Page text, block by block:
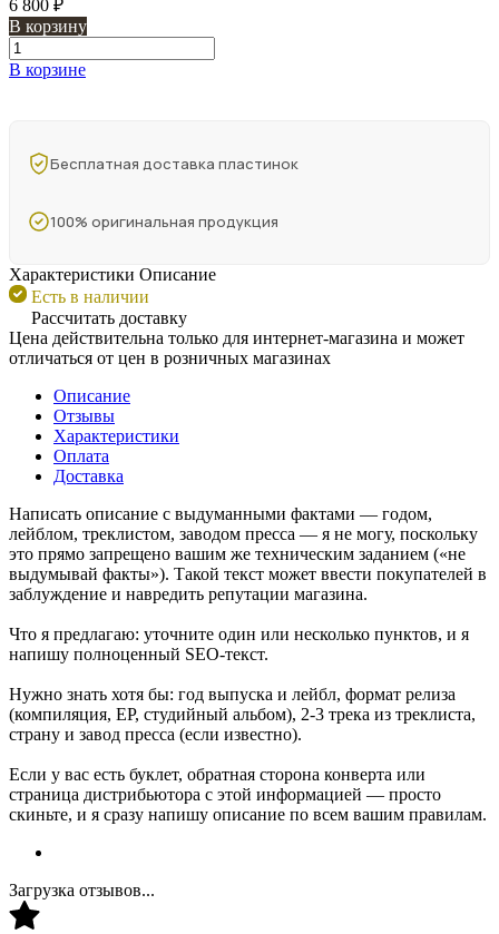
6 800 ₽
В корзину
В корзине
Бесплатная доставка пластинок
100% оригинальная продукция
Характеристики Описание
Есть в наличии
Рассчитать доставку
Цена действительна только для интернет-магазина и может
отличаться от цен в розничных магазинах
Описание
Отзывы
Характеристики
Оплата
Доставка
Написать описание с выдуманными фактами — годом,
лейблом, треклистом, заводом пресса — я не могу, поскольку
это прямо запрещено вашим же техническим заданием («не
выдумывай факты»). Такой текст может ввести покупателей в
заблуждение и навредить репутации магазина.
Что я предлагаю: уточните один или несколько пунктов, и я
напишу полноценный SEO-текст.
Нужно знать хотя бы: год выпуска и лейбл, формат релиза
(компиляция, EP, студийный альбом), 2-3 трека из треклиста,
страну и завод пресса (если известно).
Если у вас есть буклет, обратная сторона конверта или
страница дистрибьютора с этой информацией — просто
скиньте, и я сразу напишу описание по всем вашим правилам.
Загрузка отзывов...